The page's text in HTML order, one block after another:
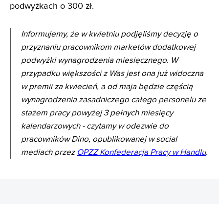
podwyżkach o 300 zł.
Informujemy, że w kwietniu podjęliśmy decyzję o
przyznaniu pracownikom marketów dodatkowej
podwyżki wynagrodzenia miesięcznego. W
przypadku większości z Was jest ona już widoczna
w premii za kwiecień, a od maja będzie częścią
wynagrodzenia zasadniczego całego personelu ze
stażem pracy powyżej 3 pełnych miesięcy
kalendarzowych - czytamy w odezwie do
pracowników Dino, opublikowanej w social
mediach przez OPZZ Konfederacja Pracy w Handlu.